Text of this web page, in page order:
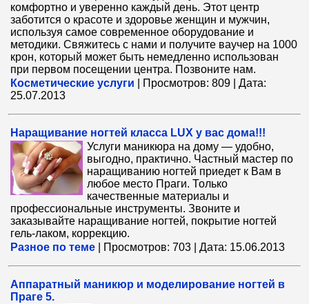
комфортно и уверенно каждый день. Этот центр
заботится о красоте и здоровье женщин и мужчин,
используя самое современное оборудование и
методики. Свяжитесь с нами и получите ваучер на 1000
крон, который может быть немедленно использован
при первом посещении центра. Позвоните нам.
Косметические услуги
Просмотров: 809
Дата:
25.07.2013
Наращивание ногтей класса LUX у вас дома!!!
Услуги маникюра на дому — удобно,
выгодно, практично. Частный мастер по
наращиванию ногтей приедет к Вам в
любое место Праги. Только
качественные материалы и
профессиональные инструменты. Звоните и
заказывайте наращивание ногтей, покрытие ногтей
гель-лаком, коррекцию.
Разное по теме
Просмотров: 703 Дата: 15.06.2013
Aппаратный маникюр и моделирование ногтей в
Праге 5.